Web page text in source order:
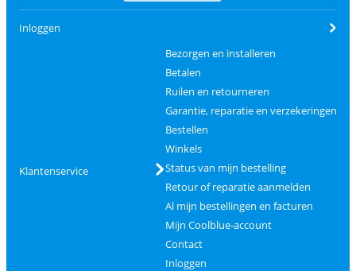
Inloggen
Klantenservice
Bezorgen en installeren
Betalen
Ruilen en retourneren
Garantie, reparatie en verzekeringen
Bestellen
Winkels
Status van mijn bestelling
Retour of reparatie aanmelden
Al mijn bestellingen en facturen
Mijn Coolblue-account
Contact
Inloggen